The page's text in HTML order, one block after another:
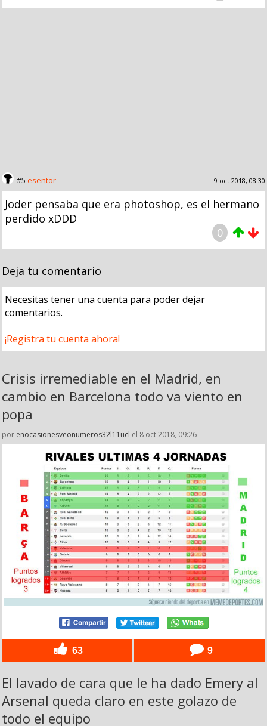
#5 esentor 9 oct 2018, 08:30
Joder pensaba que era photoshop, es el hermano
perdido xDDD
0
Deja tu comentario
Necesitas tener una cuenta para poder dejar
comentarios.
¡Registra tu cuenta ahora!
Crisis irremediable en el Madrid, en
cambio en Barcelona todo va viento en
popa
por enocasionesveonumeros32l11ucl el 8 oct 2018, 09:26
63 9
El lavado de cara que le ha dado Emery al
Arsenal queda claro en este golazo de
todo el equipo